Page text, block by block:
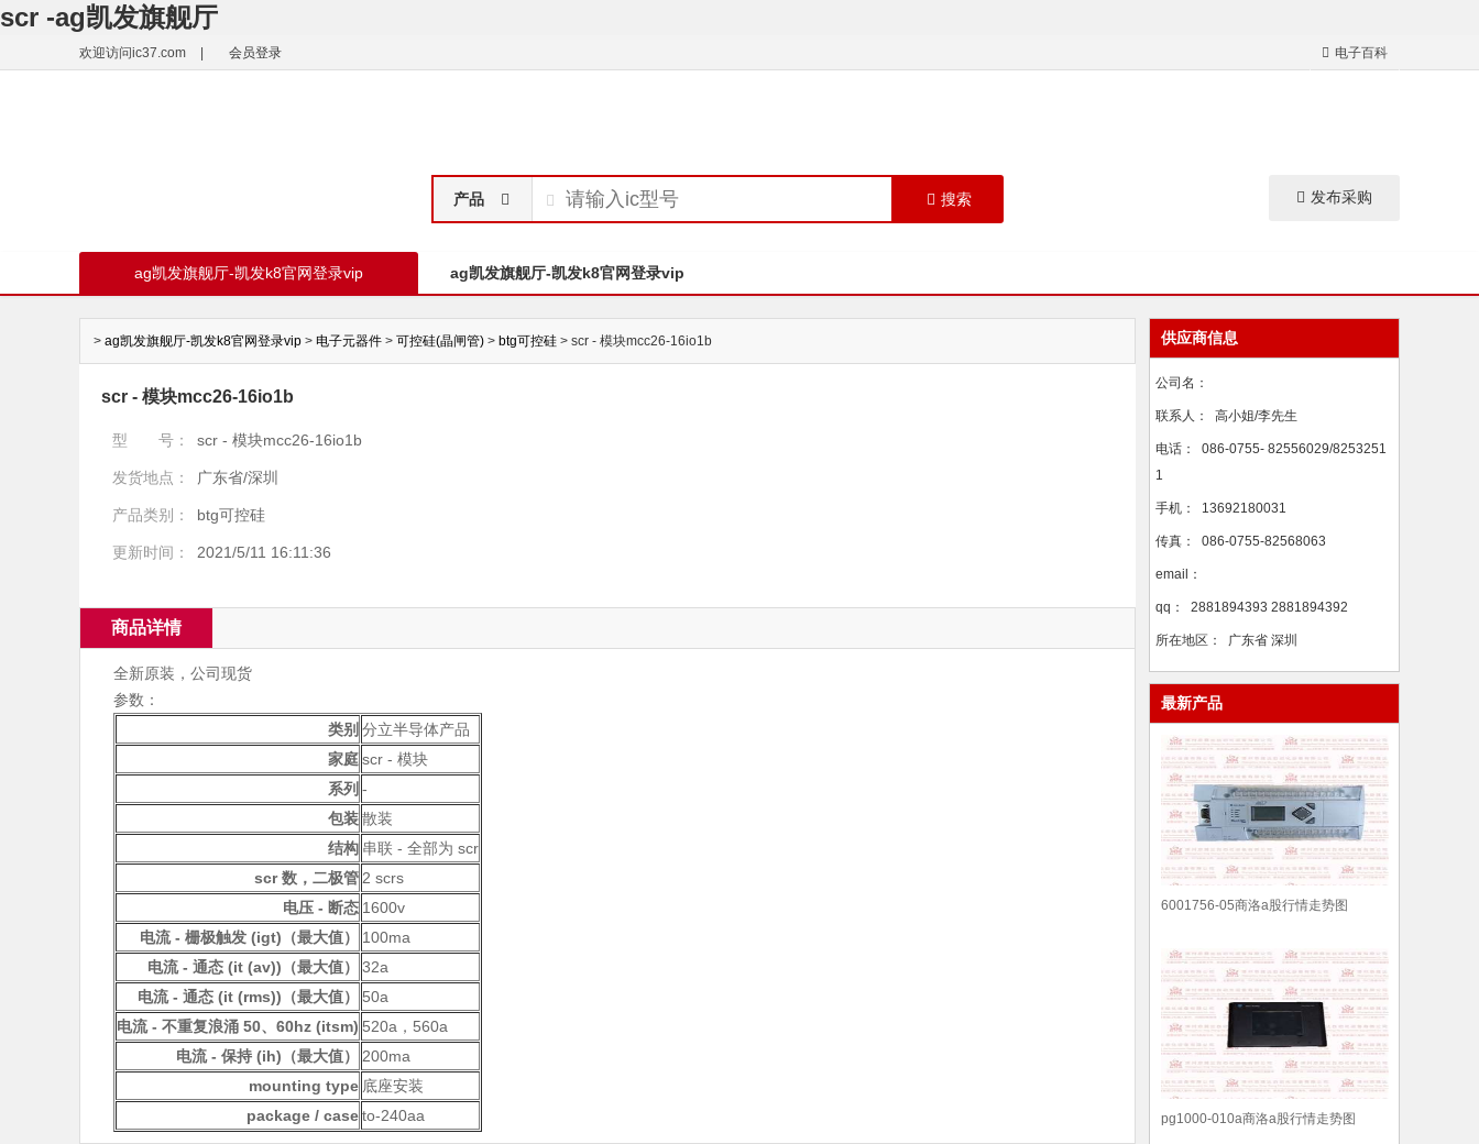
scr -ag凯发旗舰厅
欢迎访问ic37.com 会员登录 电子百科
产品 搜索 发布采购
ag凯发旗舰厅-凯发k8官网登录vip ag凯发旗舰厅-凯发k8官网登录vip
> ag凯发旗舰厅-凯发k8官网登录vip > 电子元器件 > 可控硅(晶闸管) > btg可控硅 > scr - 模块mcc26-16io1b
scr - 模块mcc26-16io1b
型 号： scr - 模块mcc26-16io1b
发货地点： 广东省/深圳
产品类别： btg可控硅
更新时间： 2021/5/11 16:11:36
商品详情
全新原装，公司现货
参数：
类别 分立半导体产品
家庭scr - 模块
系列 -
包装散装
结构 串联 - 全部为 scr
scr 数，二极管 2 scrs
电压 - 断态 1600v
电流 - 栅极触发 (igt)（最大值）
100ma
电流 - 通态 (it (av))（最大值）
32a
电流 - 通态 (it (rms))（最大值）
50a
电流 - 不重复浪涌 50、60hz (itsm) 520a，560a
电流 - 保持 (ih)（最大值）
200ma
mounting type 底座安装
package / caseto-240aa
供应商信息
公司名：
联系人： 高小姐/李先生
电话：
086-0755- 82556029/8253251
1
手机： 13692180031
传真： 086-0755-82568063
email：
qq： 2881894393 2881894392
所在地区： 广东省 深圳
最新产品
6001756-05商洛a股行情走势图
pg1000-010a商洛a股行情走势图